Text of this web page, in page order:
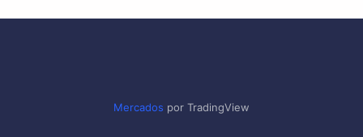
Mercados por TradingView